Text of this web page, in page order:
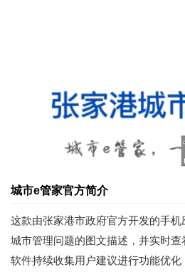
城市e管家官方简介
这款由张家港市政府官方开发的手
城市管理问题的图文描述，并实时查
软件持续收集用户建议进行功能优